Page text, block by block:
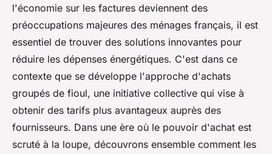
l'économie sur les factures deviennent des
préoccupations majeures des ménages français, il est
essentiel de trouver des solutions innovantes pour
réduire les dépenses énergétiques. C'est dans ce
contexte que se développe l'approche d'achats
groupés de fioul, une initiative collective qui vise à
obtenir des tarifs plus avantageux auprès des
fournisseurs. Dans une ère où le pouvoir d'achat est
scruté à la loupe, découvrons ensemble comment les